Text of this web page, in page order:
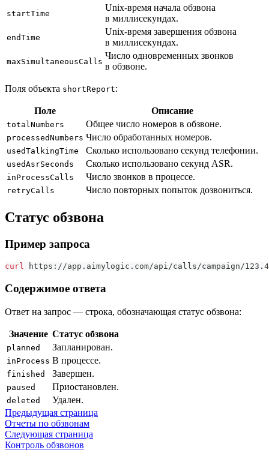
startTime
Unix-время начала обзвона
в миллисекундах.
endTime
Unix-время завершения обзвона
в миллисекундах.
maxSimultaneousCalls
Число одновременных звонков
в обзвоне.
Поля объекта shortReport:
Поле Описание
totalNumbers Общее число номеров в обзвоне.
processedNumbers Число обработанных номеров.
usedTalkingTime Сколько использовано секунд телефонии.
usedAsrSeconds Сколько использовано секунд ASR.
inProcessCalls Число звонков в процессе.
retryCalls Число повторных попыток дозвониться.
Статус обзвона
Пример запроса
curl https://app.aimylogic.com/api/calls/campaign/
Содержимое ответа
Ответ на запрос — строка, обозначающая статус обзвона:
Значение Статус обзвона
planned Запланирован.
inProcess В процессе.
finished Завершен.
paused Приостановлен.
deleted
Удален.
Предыдущая страница
Отчеты по обзвонам
Следующая страница
Контроль обзвонов